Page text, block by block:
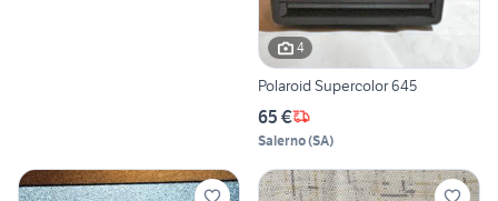
4
Polaroid Supercolor 645
65 €
Salerno(SA)